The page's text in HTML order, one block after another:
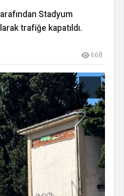
Stadyum
trafiğe kapatıldı.
668